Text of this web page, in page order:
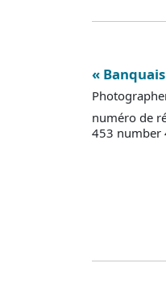
«
numéro de
453 number